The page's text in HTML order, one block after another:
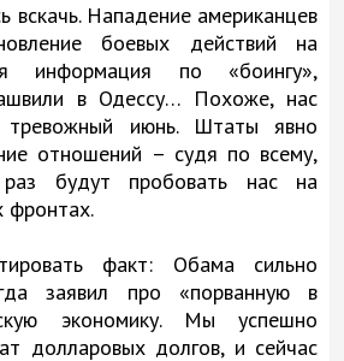
вскачь. Нападение американцев
боевых действий на
информация по «боингу»,
в Одессу… Похоже, нас
тревожный июнь. Штаты явно
отношений – судя по всему,
будут пробовать нас на
фронтах.
факт: Обама сильно
заявил про «порванную в
экономику. Мы успешно
долларовых долгов, и сейчас